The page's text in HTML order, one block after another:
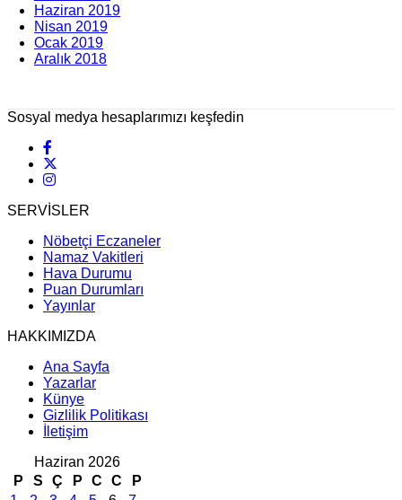
Haziran 2019
Nisan 2019
Ocak 2019
Aralık 2018
Sosyal medya hesaplarımızı keşfedin
SERVİSLER
Nöbetçi Eczaneler
Namaz Vakitleri
Hava Durumu
Puan Durumları
Yayınlar
HAKKIMIZDA
Ana Sayfa
Yazarlar
Künye
Gizlilik Politikası
İletişim
Haziran 2026
P
S Ç P C C
P